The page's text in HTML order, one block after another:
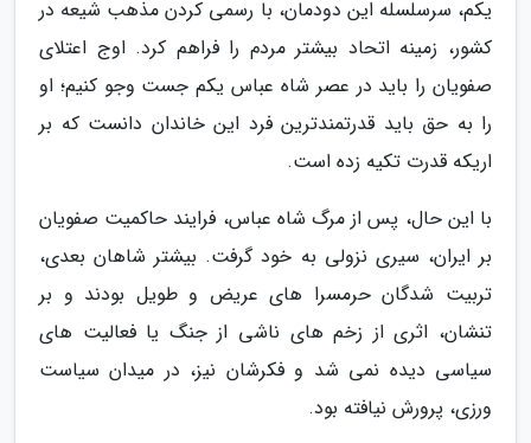
یکم، سرسلسله این دودمان، با رسمی کردن مذهب شیعه در
کشور، زمینه اتحاد بیشتر مردم را فراهم کرد. اوج اعتلای
صفویان را باید در عصر شاه عباس یکم جست وجو کنیم؛ او
را به حق باید قدرتمندترین فرد این خاندان دانست که بر
اریکه قدرت تکیه زده است.
با این حال، پس از مرگ شاه عباس، فرایند حاکمیت صفویان
بر ایران، سیری نزولی به خود گرفت. بیشتر شاهان بعدی،
تربیت شدگان حرمسرا های عریض و طویل بودند و بر
تنشان، اثری از زخم های ناشی از جنگ یا فعالیت های
سیاسی دیده نمی شد و فکرشان نیز، در میدان سیاست
ورزی، پرورش نیافته بود.